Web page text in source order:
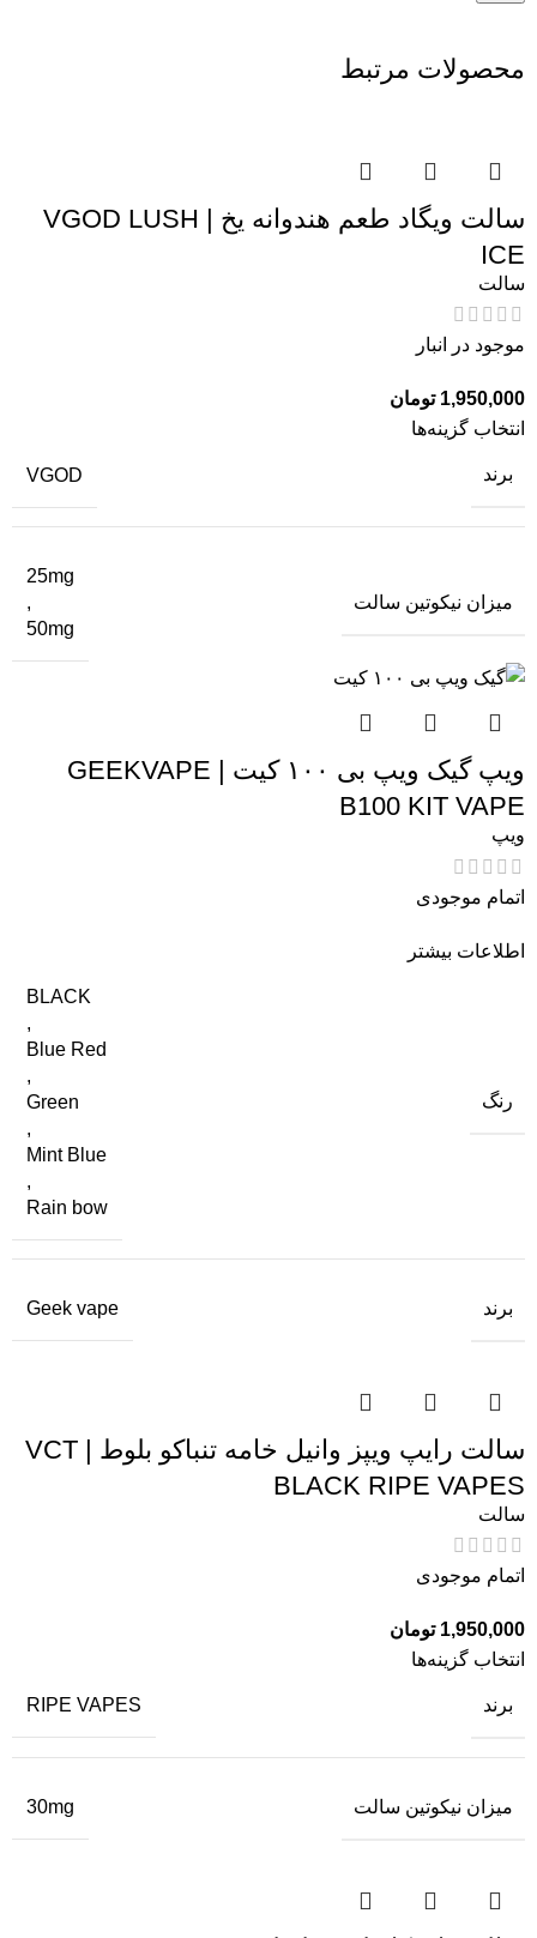
محصولات مرتبط
سالت ویگاد طعم هندوانه یخ | VGOD LUSH
ICE
سالت
موجود در انبار
1,950,000 تومان
انتخاب گزینه‌ها
برند VGOD
میزان نیکوتین سالت
25mg
,
50mg
ویپ گیک ویپ بی ۱۰۰ کیت | GEEKVAPE
B100 KIT VAPE
ویپ
اتمام موجودی
اطلاعات بیشتر
رنگ
BLACK
,
Blue Red
,
Green
,
Mint Blue
,
Rain bow
برند Geek vape
سالت رایپ ویپز وانیل خامه تنباکو بلوط | VCT
BLACK RIPE VAPES
سالت
اتمام موجودی
1,950,000 تومان
انتخاب گزینه‌ها
برند RIPE VAPES
میزان نیکوتین سالت 30mg